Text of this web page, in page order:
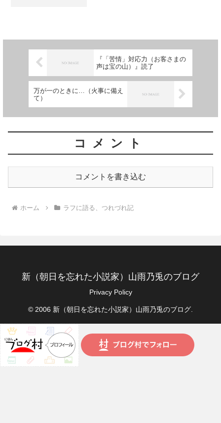
『「苦情」対応力（お客さまの
声は宝の山）』読了
万が一のときに…（火事に備え
て）
コメント
コメントを書き込む
ホーム ラフに語る、つれづれ記
新（朝日を忘れた小説家）山雨乃兎のブログ
Privacy Policy
© 2006 新（朝日を忘れた小説家）山雨乃兎のブログ.